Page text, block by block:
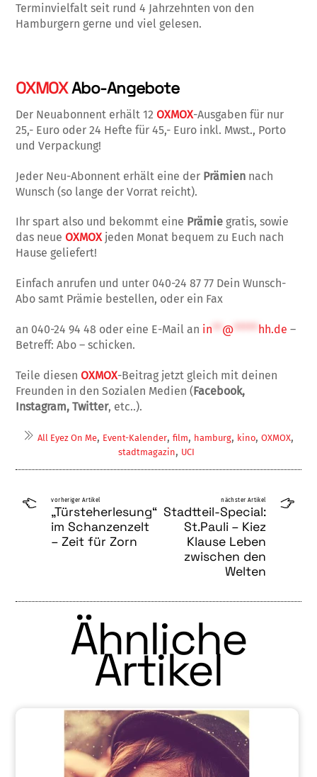
Terminvielfalt seit rund 4 Jahrzehnten von den
Hamburgern gerne und viel gelesen.
OXMOXAbo-Angebote
Der Neuabonnent erhält 12 OXMOX-Ausgaben für nur
25,- Euro oder 24 Hefte für 45,- Euro inkl. Mwst., Porto
und Verpackung!
Jeder Neu-Abonnent erhält eine der Prämien nach
Wunsch (so lange der Vorrat reicht).
Ihr spart also und bekommt eine Prämie gratis, sowie
das neue OXMOXjeden Monat bequem zu Euch nach
Hause geliefert!
Einfach anrufen und unter 040-24 87 77 Dein Wunsch-
Abo samt Prämie bestellen, oder ein Fax
an 040-24 94 48 oder eine E-Mail an in**@*****hh.de –
Betreff: Abo – schicken.
Teile diesen OXMOX-Beitrag jetzt gleich mit deinen
Freunden in den Sozialen Medien (Facebook,
Instagram, Twitter, etc..).
All Eyez On Me, Event-Kalender, film, hamburg, kino, OXMOX,
stadtmagazin, UCI
vorheriger Artikel
„Türsteher­le­su­ng“
im Schanzenzelt
– Zeit für Zorn
nächster Artikel
Stadtteil-Special:
St.Pauli – Kiez
Klause Leben
zwischen den
Welten
Ähnliche
Artikel